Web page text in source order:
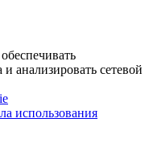
анализировать сетевой
использования